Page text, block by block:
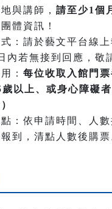
與講師， 請至少1個
體資訊！
：請於藝文平台線
內若無接到回應，敬
： 每位收取入館門
歲以上、或身心障礙
：依申請時間、人數
到，清點人數後購票